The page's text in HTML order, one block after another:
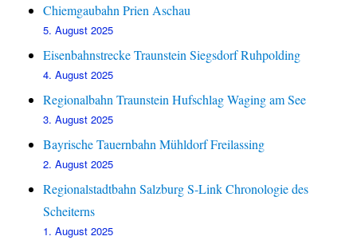
Chiemgaubahn Prien Aschau
5. August 2025
Eisenbahnstrecke Traunstein Siegsdorf Ruhpolding
4. August 2025
Regionalbahn Traunstein Hufschlag Waging am See
3. August 2025
Bayrische Tauernbahn Mühldorf Freilassing
2. August 2025
Regionalstadtbahn Salzburg S-Link Chronologie des
Scheiterns
1. August 2025